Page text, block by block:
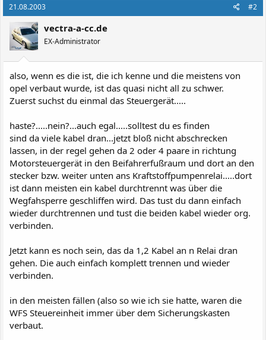
21.08.2003 #2
vectra-a-cc.de
EX-Administrator
also, wenn es die ist, die ich kenne und die meistens von
opel verbaut wurde, ist das quasi nicht all zu schwer.
Zuerst suchst du einmal das Steuergerät.....
haste?.....nein?...auch egal.....solltest du es finden
sind da viele kabel dran...jetzt bloß nicht abschrecken
lassen, in der regel gehen da 2 oder 4 paare in richtung
Motorsteuergerät in den Beifahrerfußraum und dort an den
stecker bzw. weiter unten ans Kraftstoffpumpenrelai.....dort
ist dann meisten ein kabel durchtrennt was über die
Wegfahsperre geschliffen wird. Das tust du dann einfach
wieder durchtrennen und tust die beiden kabel wieder org.
verbinden.
Jetzt kann es noch sein, das da 1,2 Kabel an n Relai dran
gehen. Die auch einfach komplett trennen und wieder
verbinden.
in den meisten fällen (also so wie ich sie hatte, waren die
WFS Steuereinheit immer über dem Sicherungskasten
verbaut.